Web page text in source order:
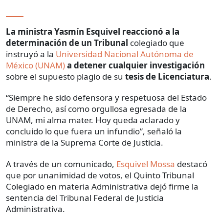
La ministra Yasmín Esquivel reaccionó a la
determinación de un Tribunal colegiado que
instruyó a la Universidad Nacional Autónoma de
México (UNAM)a detener cualquier investigación
sobre el supuesto plagio de su tesis de Licenciatura.
“Siempre he sido defensora y respetuosa del Estado
de Derecho, así como orgullosa egresada de la
UNAM, mi alma mater. Hoy queda aclarado y
concluido lo que fuera un infundio”, señaló la
ministra de la Suprema Corte de Justicia.
A través de un comunicado, Esquivel Mossa destacó
que por unanimidad de votos, el Quinto Tribunal
Colegiado en materia Administrativa dejó firme la
sentencia del Tribunal Federal de Justicia
Administrativa.